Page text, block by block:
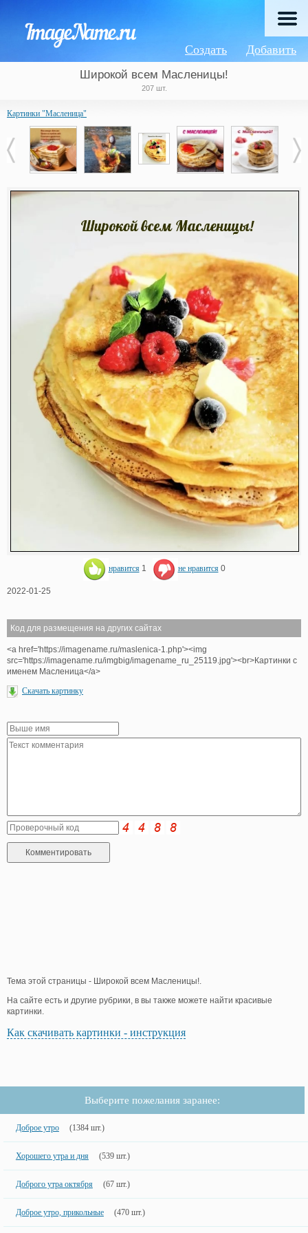
Добавить
Создать
Широкой всем Масленицы!
207 шт.
Картинки "Масленица"
нравится 1 не нравится 0
2022-01-25
Код для размещения на других сайтах
<a href='https://imagename.ru/maslenica-1.php'><img
src='https://imagename.ru/imgbig/imagename_ru_25119.jpg'><br>Картинки с
именем Масленица</a>
Скачать картинку
Тема этой страницы - Широкой всем Масленицы!.
На сайте есть и другие рубрики, в вы также можете найти красивые
картинки.
Как скачивать картинки - инструкция
Выберите пожелания заранее:
Доброе утро (1384 шт.)
Хорошего утра и дня (539 шт.)
Доброго утра октября (67 шт.)
Доброе утро, прикольные (470 шт.)